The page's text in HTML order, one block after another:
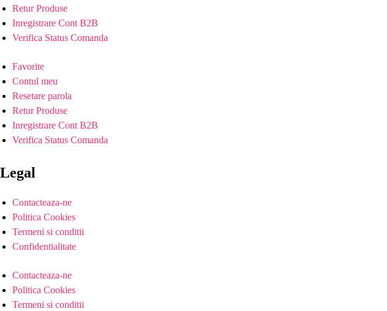
Retur Produse
Inregistrare Cont B2B
Verifica Status Comanda
Favorite
Contul meu
Resetare parola
Retur Produse
Inregistrare Cont B2B
Verifica Status Comanda
Legal
Contacteaza-ne
Politica Cookies
Termeni si conditii
Confidentialitate
Contacteaza-ne
Politica Cookies
Termeni si conditii